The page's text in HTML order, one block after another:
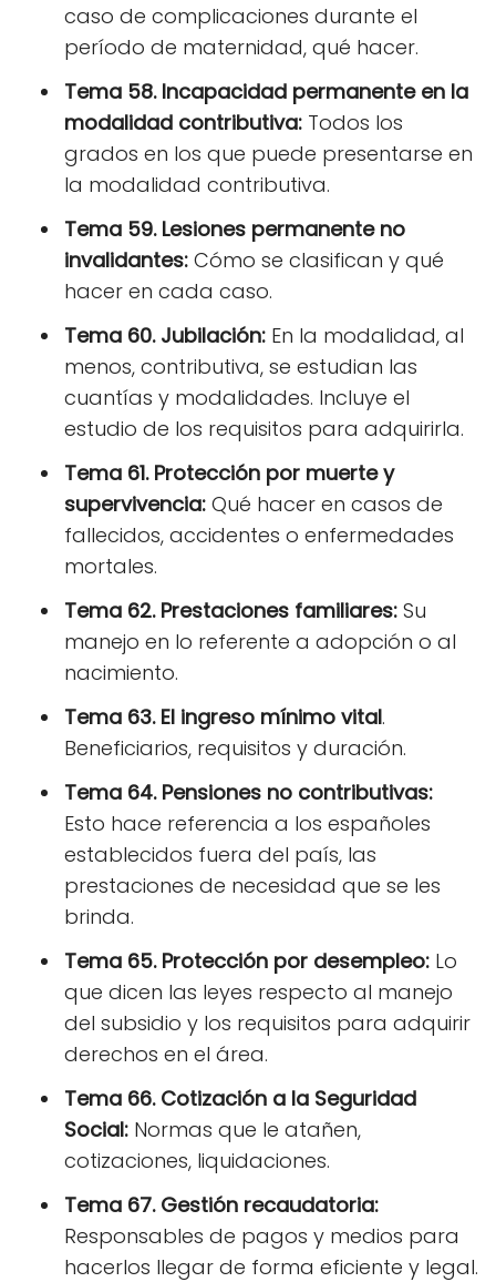
caso de complicaciones durante el
período de maternidad, qué hacer.
Tema 58. Incapacidad permanente en la
modalidad contributiva: Todos los
grados en los que puede presentarse en
la modalidad contributiva.
Tema 59. Lesiones permanente no
invalidantes: Cómo se clasifican y qué
hacer en cada caso.
Tema 60. Jubilación: En la modalidad, al
menos, contributiva, se estudian las
cuantías y modalidades. Incluye el
estudio de los requisitos para adquirirla.
Tema 61. Protección por muerte y
supervivencia: Qué hacer en casos de
fallecidos, accidentes o enfermedades
mortales.
Tema 62. Prestaciones familiares: Su
manejo en lo referente a adopción o al
nacimiento.
Tema 63. El ingreso mínimo vital.
Beneficiarios, requisitos y duración.
Tema 64. Pensiones no contributivas:
Esto hace referencia a los españoles
establecidos fuera del país, las
prestaciones de necesidad que se les
brinda.
Tema 65. Protección por desempleo: Lo
que dicen las leyes respecto al manejo
del subsidio y los requisitos para adquirir
derechos en el área.
Tema 66. Cotización a la Seguridad
Social: Normas que le atañen,
cotizaciones, liquidaciones.
Tema 67. Gestión recaudatoria:
Responsables de pagos y medios para
hacerlos llegar de forma eficiente y legal.